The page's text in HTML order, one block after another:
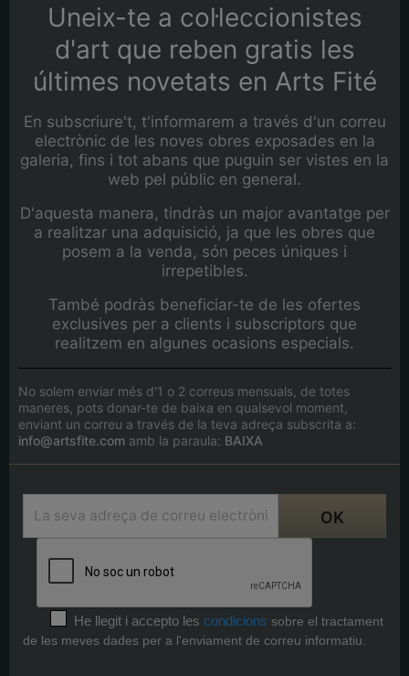
Uneix-te a col·leccionistes
d'art que reben gratis les
últimes novetats en Arts Fité
En subscriure't, t'informarem a través d'un correu
electrònic de les noves obres exposades en la
galeria, fins i tot abans que puguin ser vistes en la
web pel públic en general.
D'aquesta manera, tindràs un major avantatge per
a realitzar una adquisició, ja que les obres que
posem a la venda, són peces úniques i
irrepetibles.
També podràs beneficiar-te de les ofertes
exclusives per a clients i subscriptors que
realitzem en algunes ocasions especials.
No solem enviar més d'1 o 2 correus mensuals, de totes
maneres, pots donar-te de baixa en qualsevol moment,
enviant un correu a través de la teva adreça subscrita a:
info@artsfite.com amb la paraula: BAIXA
He llegit i accepto les condicions sobre el tractament
de les meves dades per a l'enviament de correu informatiu.